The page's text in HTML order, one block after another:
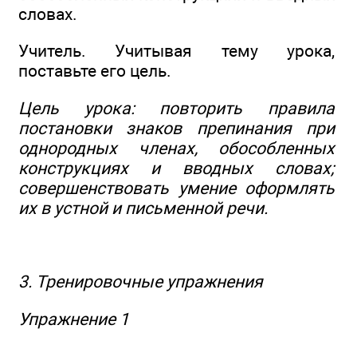
словах.
Учитель. Учитывая тему урока,
поставьте его цель.
Цель урока: повторить правила
постановки знаков препинания при
однородных членах, обособленных
конструкциях и вводных словах;
совершенствовать умение оформлять
их в устной и письменной речи.
3. Тренировочные упражнения
Упражнение 1